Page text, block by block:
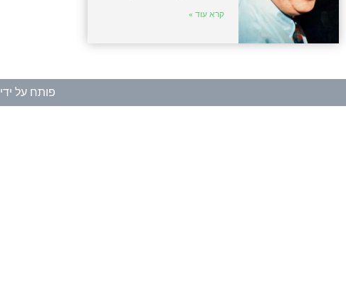
קרא עוד »
פותח על ידי